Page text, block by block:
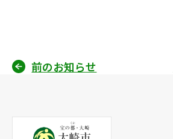
投
ナ
前のお知らせ